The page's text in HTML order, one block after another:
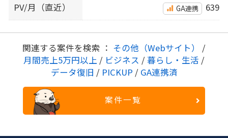
PV/月（直近） GA連携 639
関連する案件を検索 ： その他（Webサイト） /
月間売上5万円以上 / ビジネス / 暮らし・生活 /
データ復旧 / PICKUP / GA連携済
案件一覧